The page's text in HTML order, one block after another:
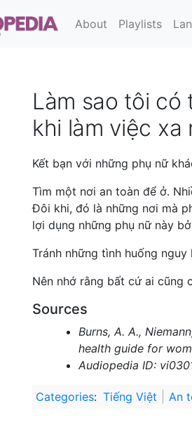
About Playlists
Làm sao tôi
khi làm việc xa
Kết bạn với những phụ nữ
Tìm một nơi an toàn để ở.
Đôi khi, đó là những nơi mà
lợi dụng những phụ nữ này
Tránh những tình huống
Nên nhớ rằng bất cứ ai cũng
Sources
Burns, A. A.,
health guide for
Audiopedia ID:
Categories: Tiếng Việt An